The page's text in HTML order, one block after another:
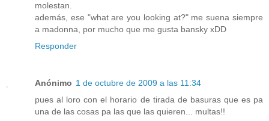
molestan.
además, ese "what are you looking at?" me suena siempre
a madonna, por mucho que me gusta bansky xDD
Responder
Anónimo 1 de octubre de 2009 a las 11:34
pues al loro con el horario de tirada de basuras que es pa
una de las cosas pa las que las quieren... multas!!